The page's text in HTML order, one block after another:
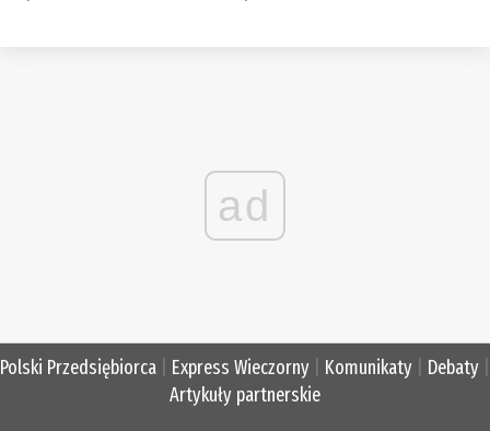
ad
Polski Przedsiębiorca Express Wieczorny Komunikaty Debaty
Artykuły partnerskie